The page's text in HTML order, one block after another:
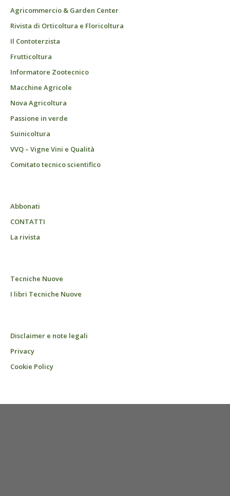
Agricommercio & Garden Center
Rivista di Orticoltura e Floricoltura
Il Contoterzista
Frutticoltura
Informatore Zootecnico
Macchine Agricole
Nova Agricoltura
Passione in verde
Suinicoltura
VVQ – Vigne Vini e Qualità
Comitato tecnico scientifico
Abbonati
CONTATTI
La rivista
Tecniche Nuove
I libri Tecniche Nuove
Disclaimer e note legali
Privacy
Cookie Policy